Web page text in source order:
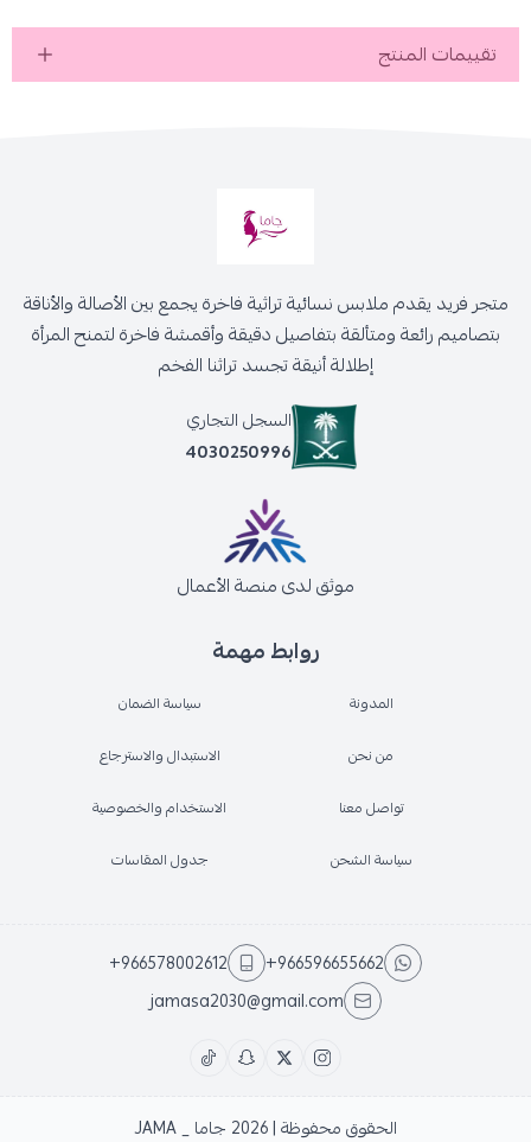
تقييمات المنتج
روابط مهمة
المدونة
من نحن
تواصل معنا
سياسة الشحن
سياسة الضمان
الاستبدال والاسترجاع
الاستخدام والخصوصية
جدول المقاسات
متجر فريد يقدم ملابس نسائية تراثية فاخرة يجمع بين الأصالة والأناقة
بتصاميم رائعة ومتألقة بتفاصيل دقيقة وأقمشة فاخرة لتمنح المرأة
إطلالة أنيقة تجسد تراثنا الفخم
السجل التجاري
4030250996
موثق لدى منصة الأعمال
+966596655662
+966578002612
jamasa2030@gmail.com
الحقوق محفوظة | 2026 جاما _ JAMA